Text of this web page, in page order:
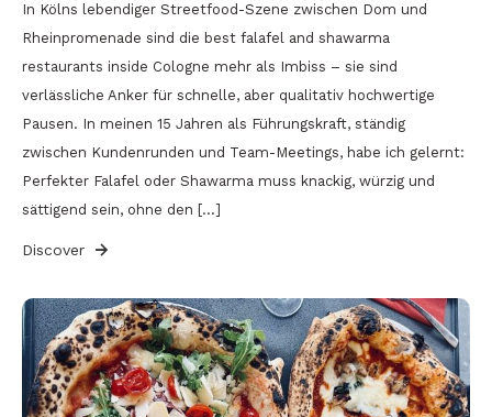
In Kölns lebendiger Streetfood-Szene zwischen Dom und
Rheinpromenade sind die best falafel and shawarma
restaurants inside Cologne mehr als Imbiss – sie sind
verlässliche Anker für schnelle, aber qualitativ hochwertige
Pausen. In meinen 15 Jahren als Führungskraft, ständig
zwischen Kundenrunden und Team-Meetings, habe ich gelernt:
Perfekter Falafel oder Shawarma muss knackig, würzig und
sättigend sein, ohne den […]
Discover